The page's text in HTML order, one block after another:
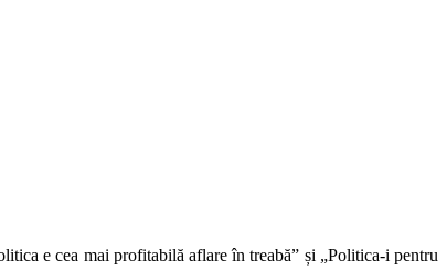
e cea mai profitabilă aflare în treabă” și „Politica-i pentru